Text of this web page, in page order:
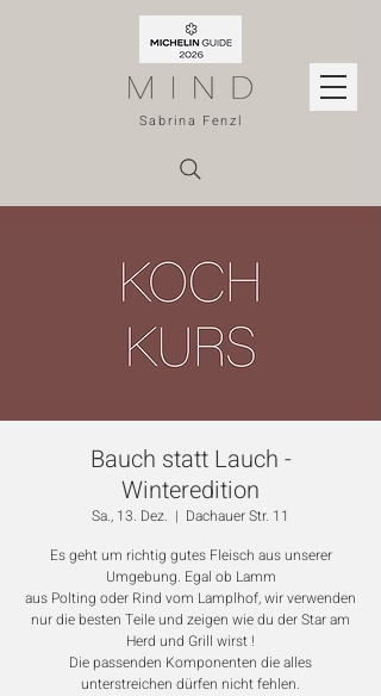
Sabrina Fenzl
Bauch statt Lauch -
Winteredition
Sa., 13. Dez.
  |
Dachauer Str. 11
Es geht um richtig gutes Fleisch aus unserer
Umgebung. Egal ob Lamm
aus Polting oder Rind vom Lamplhof, wir verwenden
nur die besten Teile und zeigen wie du der Star am
Herd und Grill wirst !
Die passenden Komponenten die alles
unterstreichen dürfen nicht fehlen.